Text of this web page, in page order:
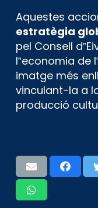
Aquestes
estratègia
pel Consell
l‟economia de
imatge més
vinculant-la a
producció